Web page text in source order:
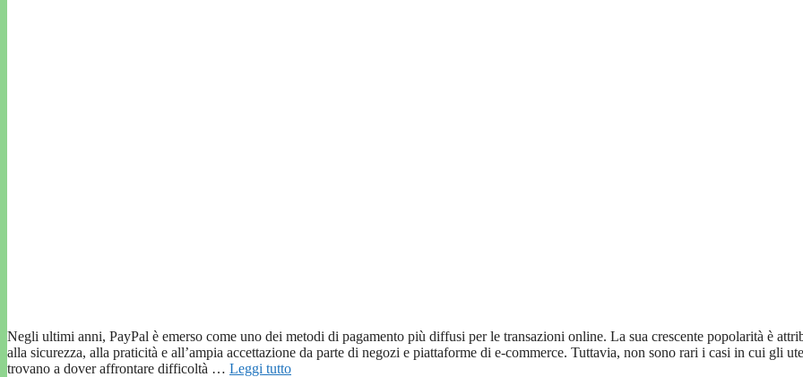
Negli ultimi anni, PayPal è emerso come uno dei metodi di pagamento più diffusi per le transazioni online. La sua crescente popolarità è
alla sicurezza, alla praticità e all’ampia accettazione da parte di negozi e piattaforme di e-commerce. Tuttavia, non sono rari i casi in cui gli
trovano a dover affrontare difficoltà … Leggi tutto